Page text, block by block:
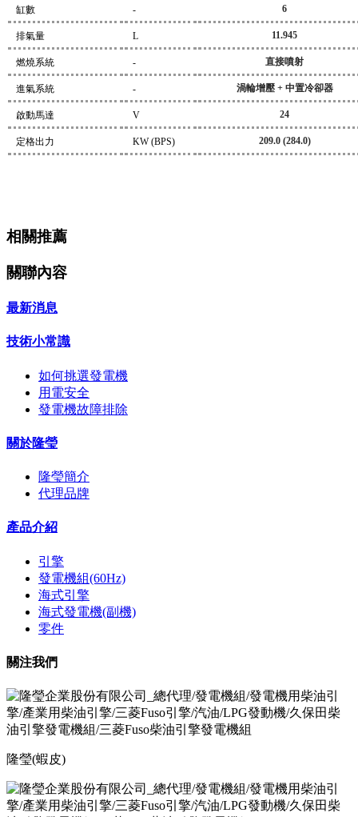
缸數 - 6
排氣量 L 11.945
燃燒系統 - 直接噴射
進氣系統 - 渦輪增壓 + 中置冷卻器
啟動馬達 V 24
定格出力 KW (BPS) 209.0 (284.0)
相關推薦
關聯內容
最新消息
技術小常識
如何挑選發電機
用電安全
發電機故障排除
關於隆瑩
隆瑩簡介
代理品牌
產品介紹
引擎
發電機組(60Hz)
海式引擎
海式發電機(副機)
零件
關注我們
隆瑩(蝦皮)